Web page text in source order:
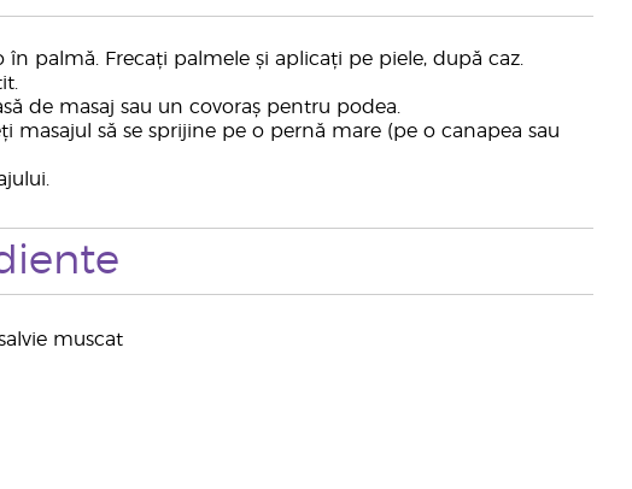
palmă. Frecați palmele și aplicați pe piele, după caz.
de masaj sau un covoraș pentru podea.
masajul să se sprijine pe o pernă mare (pe o canapea sau
muscat